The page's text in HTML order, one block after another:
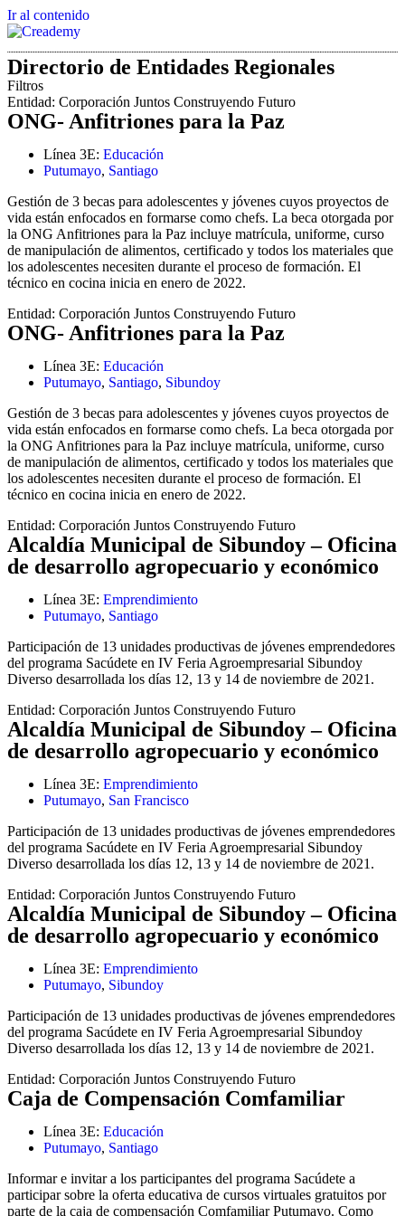
Ir al contenido
Directorio de Entidades Regionales
Filtros
Entidad: Corporación Juntos Construyendo Futuro
ONG- Anfitriones para la Paz
Línea 3E: Educación
Putumayo, Santiago
Gestión de 3 becas para adolescentes y jóvenes cuyos proyectos de
vida están enfocados en formarse como chefs. La beca otorgada por
la ONG Anfitriones para la Paz incluye matrícula, uniforme, curso
de manipulación de alimentos, certificado y todos los materiales que
los adolescentes necesiten durante el proceso de formación. El
técnico en cocina inicia en enero de 2022.
Entidad: Corporación Juntos Construyendo Futuro
ONG- Anfitriones para la Paz
Línea 3E: Educación
Putumayo, Santiago, Sibundoy
Gestión de 3 becas para adolescentes y jóvenes cuyos proyectos de
vida están enfocados en formarse como chefs. La beca otorgada por
la ONG Anfitriones para la Paz incluye matrícula, uniforme, curso
de manipulación de alimentos, certificado y todos los materiales que
los adolescentes necesiten durante el proceso de formación. El
técnico en cocina inicia en enero de 2022.
Entidad: Corporación Juntos Construyendo Futuro
Alcaldía Municipal de Sibundoy – Oficina
de desarrollo agropecuario y económico
Línea 3E: Emprendimiento
Putumayo, Santiago
Participación de 13 unidades productivas de jóvenes emprendedores
del programa Sacúdete en IV Feria Agroempresarial Sibundoy
Diverso desarrollada los días 12, 13 y 14 de noviembre de 2021.
Entidad: Corporación Juntos Construyendo Futuro
Alcaldía Municipal de Sibundoy – Oficina
de desarrollo agropecuario y económico
Línea 3E: Emprendimiento
Putumayo, San Francisco
Participación de 13 unidades productivas de jóvenes emprendedores
del programa Sacúdete en IV Feria Agroempresarial Sibundoy
Diverso desarrollada los días 12, 13 y 14 de noviembre de 2021.
Entidad: Corporación Juntos Construyendo Futuro
Alcaldía Municipal de Sibundoy – Oficina
de desarrollo agropecuario y económico
Línea 3E: Emprendimiento
Putumayo, Sibundoy
Participación de 13 unidades productivas de jóvenes emprendedores
del programa Sacúdete en IV Feria Agroempresarial Sibundoy
Diverso desarrollada los días 12, 13 y 14 de noviembre de 2021.
Entidad: Corporación Juntos Construyendo Futuro
Caja de Compensación Comfamiliar
Línea 3E: Educación
Putumayo, Santiago
Informar e invitar a los participantes del programa Sacúdete a
participar sobre la oferta educativa de cursos virtuales gratuitos por
parte de la caja de compensación Comfamiliar Putumayo. Como